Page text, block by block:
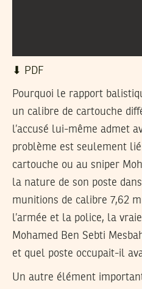
⬇︎ PDF
Pourquoi le rapport
un calibre de cartouche
l’accusé lui-même admet
problème est seulement
cartouche ou au sniper
la nature de son poste
munitions de calibre 7,62
l’armée et la police, la
Mohamed Ben Sebti
et quel poste occupait-il
Un autre élément